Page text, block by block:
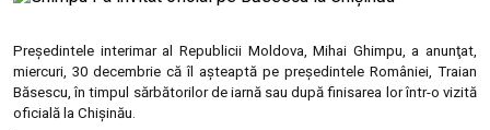
Preşedintele interimar al Republicii Moldova, Mihai Ghimpu, a anunţat,
miercuri, 30 decembrie că îl aşteaptă pe preşedintele României, Traian
Băsescu, în timpul sărbătorilor de iarnă sau după finisarea lor într-o vizită
oficială la Chişinău.